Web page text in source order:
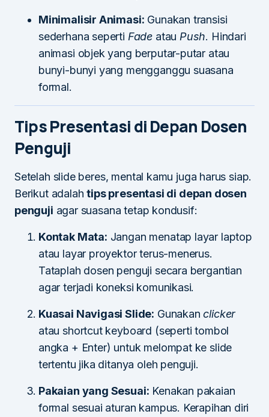
Minimalisir Animasi: Gunakan transisi
sederhana seperti Fade atau Push. Hindari
animasi objek yang berputar-putar atau
bunyi-bunyi yang mengganggu suasana
formal.
Tips Presentasi di Depan Dosen
Penguji
Setelah slide beres, mental kamu juga harus siap.
Berikut adalahtips presentasi di depan dosen
penguji agar suasana tetap kondusif:
Kontak Mata: Jangan menatap layar laptop
atau layar proyektor terus-menerus.
Tataplah dosen penguji secara bergantian
agar terjadi koneksi komunikasi.
Kuasai Navigasi Slide: Gunakanclicker
atau shortcut keyboard (seperti tombol
angka + Enter) untuk melompat ke slide
tertentu jika ditanya oleh penguji.
Pakaian yang Sesuai: Kenakan pakaian
formal sesuai aturan kampus. Kerapihan diri